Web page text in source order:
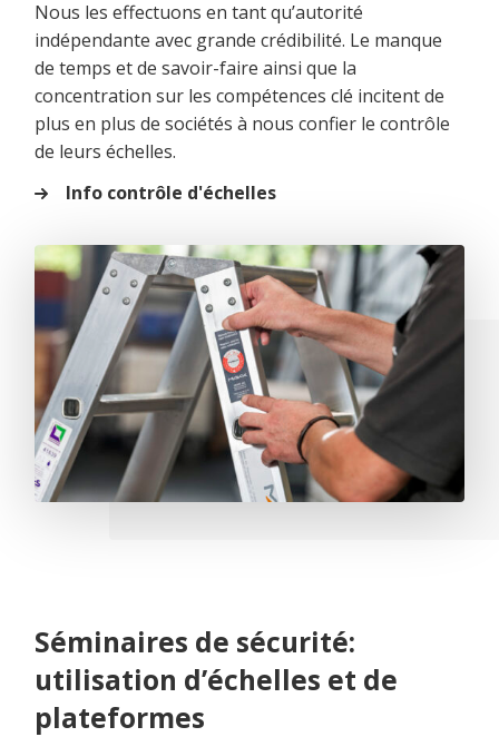
Nous les effectuons en tant qu’autorité
indépendante avec grande crédibilité. Le manque
de temps et de savoir-faire ainsi que la
concentration sur les compétences clé incitent de
plus en plus de sociétés à nous confier le contrôle
de leurs échelles.
Info contrôle d'échelles
Séminaires de sécurité:
utilisation d’échelles et de
plateformes